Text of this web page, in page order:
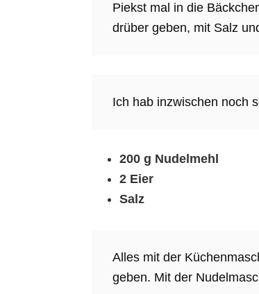
Piekst mal in die
drüber geben, mit Salz
Ich hab inzwischen noch
200 g Nudelmehl
2 Eier
Salz
Alles mit der
geben. Mit der